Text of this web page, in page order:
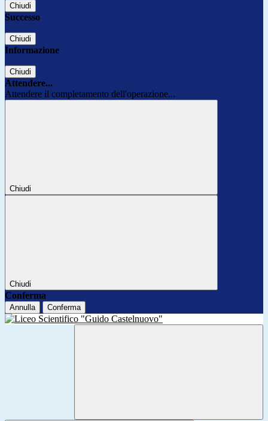
Chiudi
Successo
Chiudi
Informazione
Chiudi
Attendere...
Attendere il completamento dell'operazione...
Chiudi
Chiudi
Conferma
Annulla Conferma